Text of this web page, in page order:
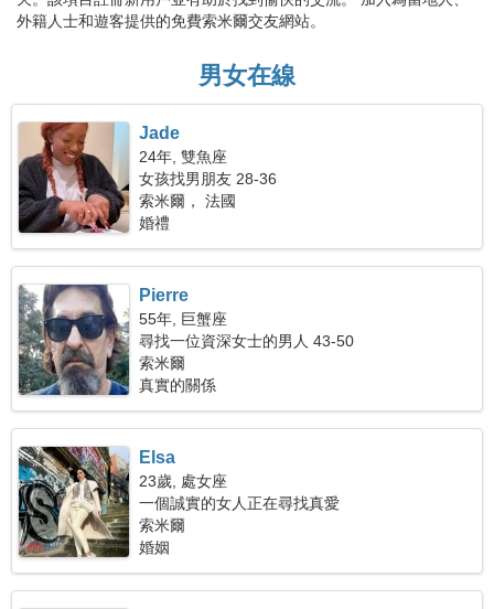
外籍人士和遊客提供的免費索米爾交友網站。
男女在線
Jade
24年, 雙魚座
女孩找男朋友 28-36
索米爾， 法國
婚禮
Pierre
55年, 巨蟹座
尋找一位資深女士的男人 43-50
索米爾
真實的關係
Elsa
23歲, 處女座
一個誠實的女人正在尋找真愛
索米爾
婚姻